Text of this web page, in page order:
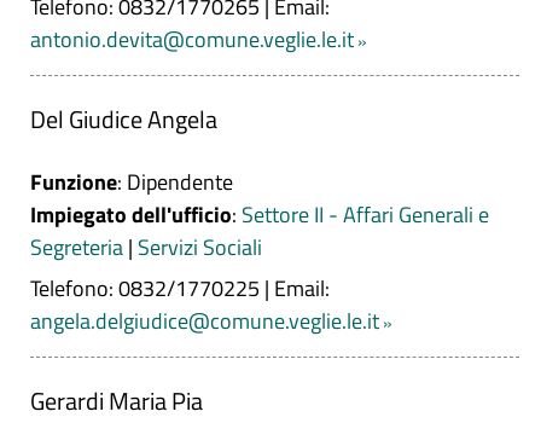
Telefono: 0832/1770265 Email:
antonio.devita@comune.veglie.le.it
Del Giudice Angela
Funzione: Dipendente
Impiegato dell'ufficio: Settore II - Affari Generali e
Segreteria| Servizi Sociali
Telefono: 0832/1770225 | Email:
angela.delgiudice@comune.veglie.le.it
Gerardi Maria Pia